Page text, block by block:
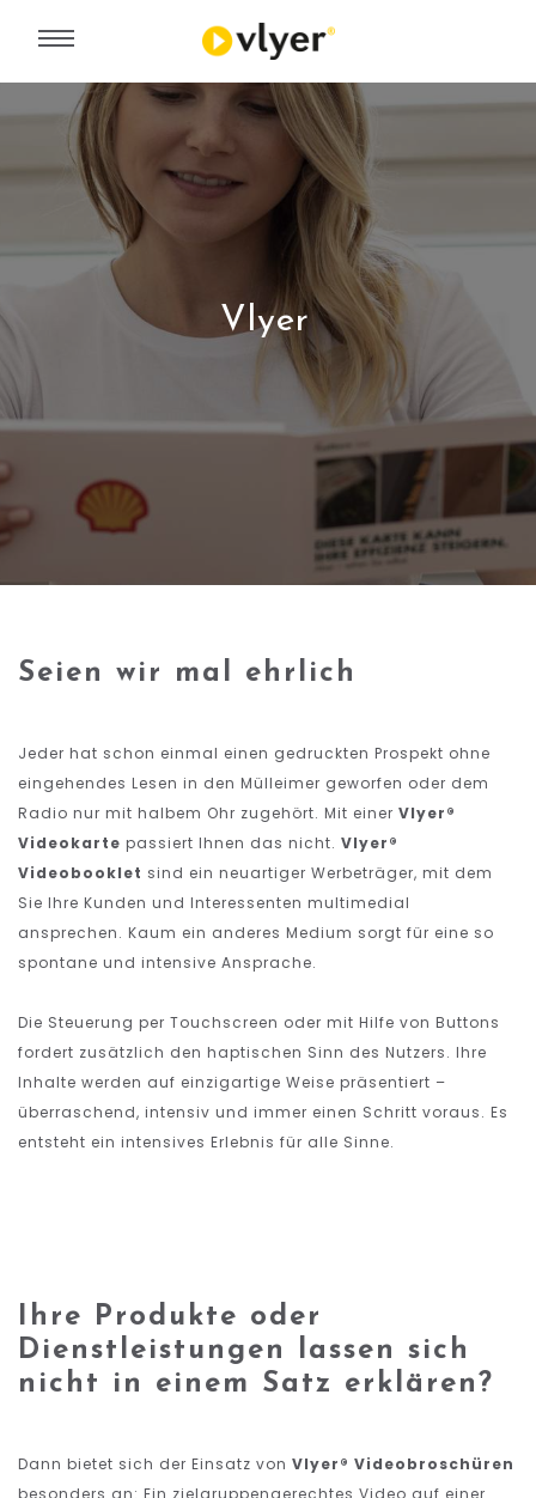
Vlyer
Seien wir mal ehrlich
Jeder hat schon einmal einen gedruckten Prospekt ohne
eingehendes Lesen in den Mülleimer geworfen oder dem
Radio nur mit halbem Ohr zugehört. Mit einer Vlyer®
Videokarte passiert Ihnen das nicht. Vlyer®
Videobooklet sind ein neuartiger Werbeträger, mit dem
Sie Ihre Kunden und Interessenten multimedial
ansprechen. Kaum ein anderes Medium sorgt für eine so
spontane und intensive Ansprache.
Die Steuerung per Touchscreen oder mit Hilfe von Buttons
fordert zusätzlich den haptischen Sinn des Nutzers. Ihre
Inhalte werden auf einzigartige Weise präsentiert –
überraschend, intensiv und immer einen Schritt voraus. Es
entsteht ein intensives Erlebnis für alle Sinne.
Ihre Produkte oder
Dienstleistungen lassen sich
nicht in einem Satz erklären?
Dann bietet sich der Einsatz von Vlyer® Videobroschüren